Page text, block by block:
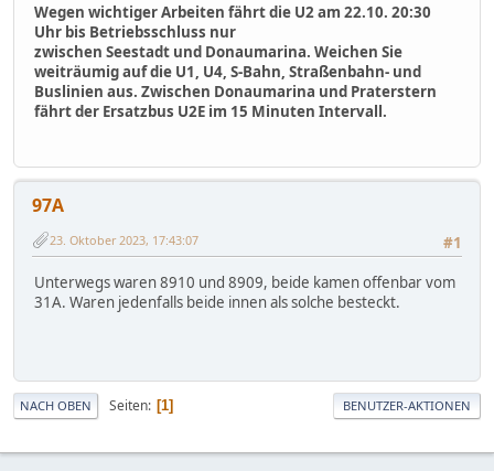
Wegen wichtiger Arbeiten fährt die U2 am 22.10. 20:30
Uhr bis Betriebsschluss nur
zwischen Seestadt und Donaumarina. Weichen Sie
weiträumig auf die U1, U4, S-Bahn, Straßenbahn- und
Buslinien aus. Zwischen Donaumarina und Praterstern
fährt der Ersatzbus U2E im 15 Minuten Intervall.
97A
#1
23. Oktober 2023, 17:43:07
Unterwegs waren 8910 und 8909, beide kamen offenbar vom
31A. Waren jedenfalls beide innen als solche besteckt.
NACH OBEN Seiten 1 BENUTZER-AKTIONEN